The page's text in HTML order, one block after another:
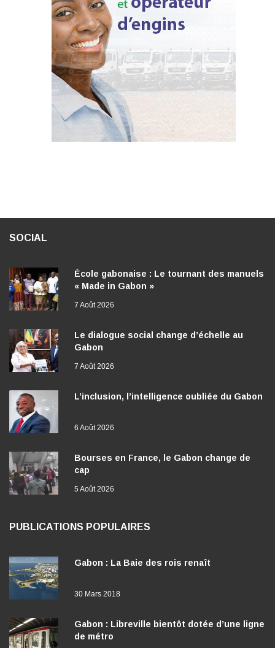
SOCIAL
École gabonaise : Le tournant des manuels
« Made in Gabon »
7 Août 2026
Le dialogue social change d’échelle au
Gabon
7 Août 2026
L’inclusion, l’intelligence oubliée du Gabon
6 Août 2026
Bourses en France, le Gabon change de
cap
5 Août 2026
PUBLICATIONS POPULAIRES
Gabon : La Baie des rois renaît
30 Mars 2018
Gabon : Libreville bientôt dotée d’une ligne
de métro